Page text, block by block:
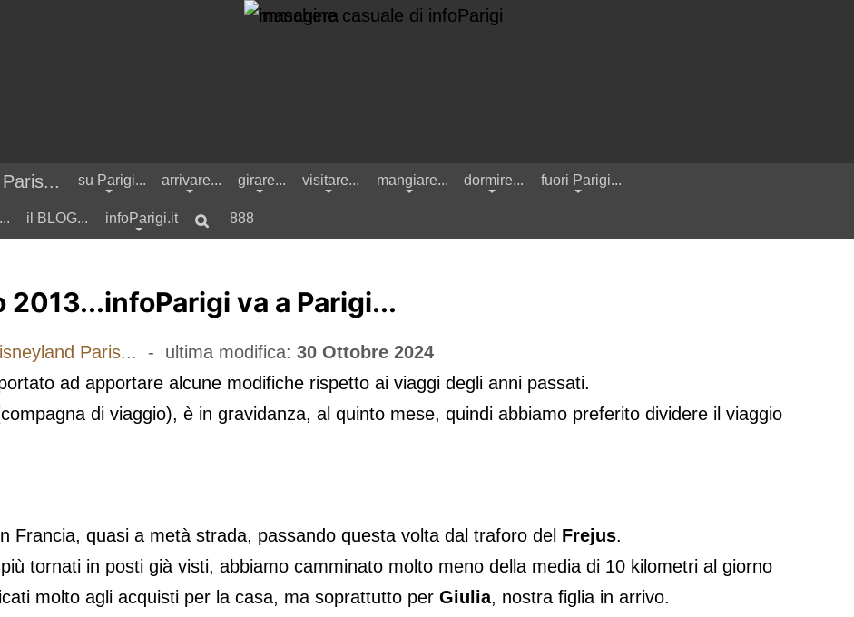
su Parigi... arrivare... girare... visitare... mangiare... dormire... fuori Parigi...
il BLOG... infoParigi.it
or more characters for results.
888
va a Parigi...
Paris... - ultima modifica: 30 Ottobre 2024
ad apportare alcune modifiche rispetto ai viaggi degli anni passati.
di viaggio), è in gravidanza, al quinto mese, quindi abbiamo preferito dividere il viaggio
Francia, quasi a metà strada, passando questa volta dal traforo del Frejus.
tornati in posti già visti, abbiamo camminato molto meno della media di 10 kilometri al giorno
molto agli acquisti per la casa, ma soprattutto per Giulia, nostra figlia in arrivo.